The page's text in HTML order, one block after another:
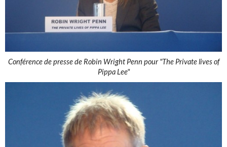
Conférence de presse de Robin Wright Penn pour "The Private lives of
Pippa Lee"